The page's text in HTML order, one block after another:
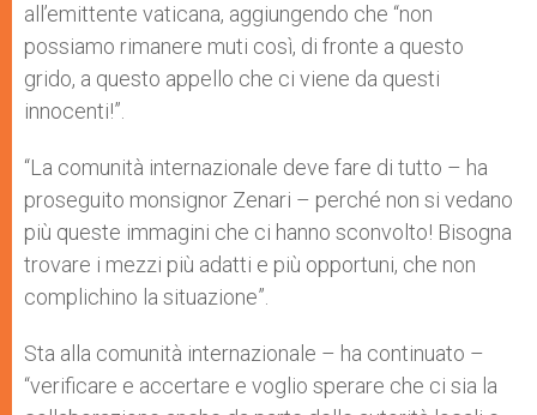
all’emittente vaticana, aggiungendo che “non
possiamo rimanere muti così, di fronte a questo
grido, a questo appello che ci viene da questi
innocenti!”.
“La comunità internazionale deve fare di tutto – ha
proseguito monsignor Zenari – perché non si vedano
più queste immagini che ci hanno sconvolto! Bisogna
trovare i mezzi più adatti e più opportuni, che non
complichino la situazione”.
Sta alla comunità internazionale – ha continuato –
“verificare e accertare e voglio sperare che ci sia la